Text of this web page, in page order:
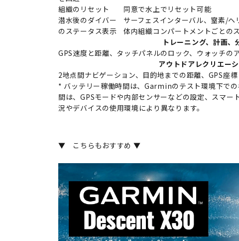
組織のリセット
同意で水上でリセット可能
潜水後のダイバー
のステータス表示
サーフェスインターバル、窒素/ヘ
体内組織コンパートメントごとの
トレーニング、計画、
GPS速度と距離、タッチパネルのロック、ウォッチの
アウトドアレクリエー
2地点間ナビゲーション、目的地までの距離、GPS座
* バッテリー稼働時間は、Garminのテスト環境下で
間は、GPSモードや内部センサーなどの設定、スマー
況やデバイスの使用環境により異なります。
▼ こちらもおすすめ ▼